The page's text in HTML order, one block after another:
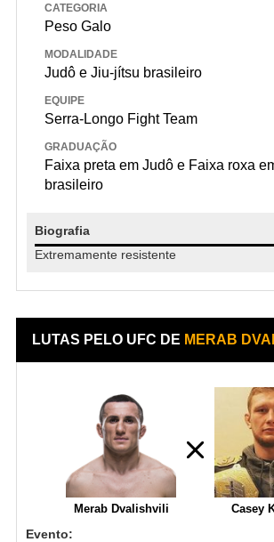
CATEGORIA
Peso Galo
MODALIDADE
Judô e Jiu-jítsu brasileiro
EQUIPE
Serra-Longo Fight Team
GRADUAÇÃO
Faixa preta em Judô e Faixa roxa
brasileiro
Biografia
Extremamente resistente
LUTAS PELO UFC DE MERAB
Merab Dvalishvili Casey
Evento: